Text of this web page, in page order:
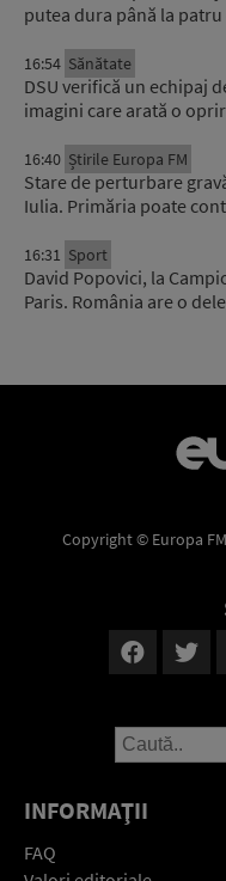
putea dura până la
16:54 Sănătate
DSU verifică un echipaj
imagini care arată o
16:40 Știrile Europa FM
Stare de perturbare
Iulia. Primăria poate
16:31 Sport
David Popovici, la
Paris. România are o
Copyright © Europa
INFORMAŢII
FAQ